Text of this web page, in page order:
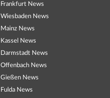
Frankfurt News
Wiesbaden News
Mainz News
Kassel News
Darmstadt News
Offenbach News
Gießen News
Fulda News